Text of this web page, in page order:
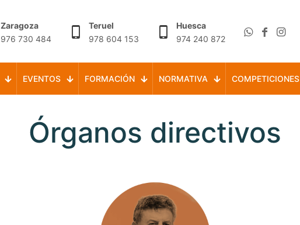
Zaragoza
976 730 484
Teruel
978 604 153
Huesca
974 240 872
EVENTOS FORMACIÓN NORMATIVA COMPETICIONES
Órganos directivos